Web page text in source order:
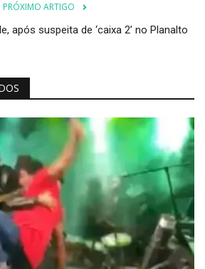
PRÓXIMO ARTIGO
após suspeita de ‘caixa 2’ no Planalto